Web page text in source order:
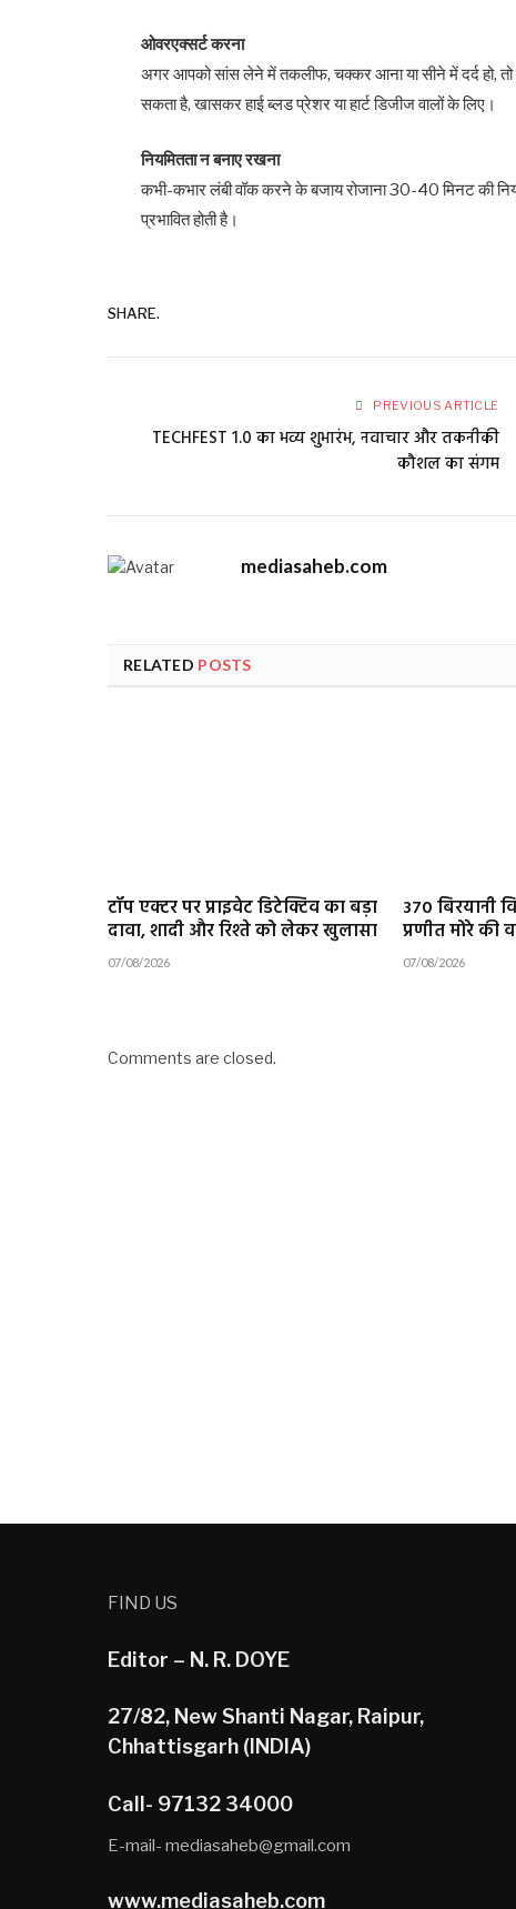
ओवरएक्सर्ट करना
अगर आपको सांस लेने में तकलीफ, चक्कर आना या सीने में दर्द हो,
सकता है, खासकर हाई ब्लड प्रेशर या हार्ट डिजीज वालों के लिए।
नियमितता न बनाए रखना
कभी-कभार लंबी वॉक करने के बजाय रोजाना 30-40 मिनट की
प्रभावित होती है।
SHARE.
PREVIOUS ARTICLE
TECHFEST 1.0 का भव्य शुभारंभ, नवाचार और तकनीकी
कौशल का संगम
mediasaheb.com
RELATED POSTS
टॉप एक्टर पर प्राइवेट डिटेक्टिव का बड़ा
दावा, शादी और रिश्ते को लेकर खुलासा
07/08/2026
₹370 बिरयानी
प्रणीत मोरे की
07/08/2026
Comments are closed.
FIND US
Editor – N. R. DOYE
27/82, New Shanti Nagar, Raipur,
Chhattisgarh (INDIA)
Call- 97132 34000
E-mail- mediasaheb@gmail.com
www.mediasaheb.com